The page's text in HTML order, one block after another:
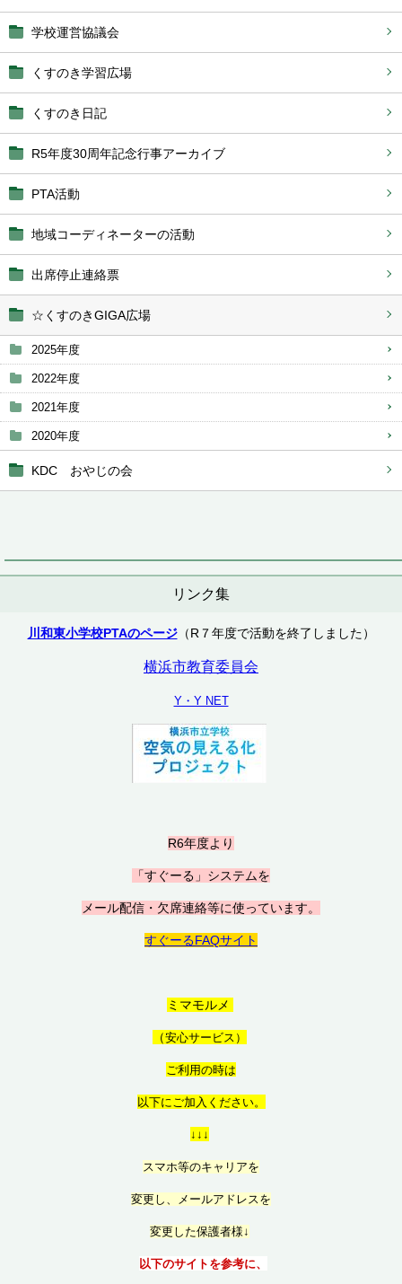
学校運営協議会
くすのき学習広場
くすのき日記
R5年度30周年記念行事アーカイブ
PTA活動
地域コーディネーターの活動
出席停止連絡票
☆くすのきGIGA広場
2025年度
2022年度
2021年度
2020年度
KDC おやじの会
リンク集
川和東小学校PTAのページ（R７年度で活動を終了しました）
横浜市教育委員会
Y・Y NET
R6年度より
「すぐーる」システムを
メール配信・欠席連絡等に使っています。
すぐーるFAQサイト
ミマモルメ
（安心サービス）
ご利用の時は
以下にご加入ください。
↓↓↓
スマホ等のキャリアを
変更し、メールアドレスを
変更した保護者様↓
以下のサイトを参考に、